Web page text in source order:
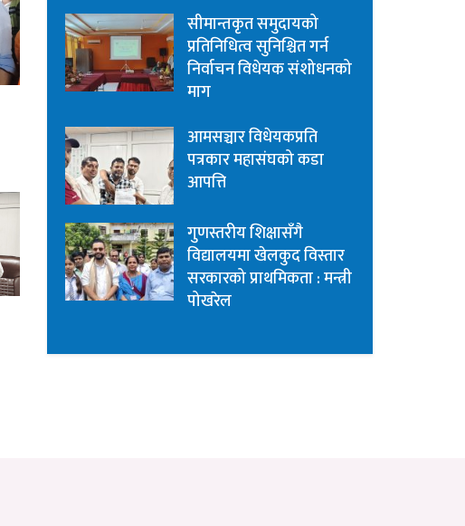
सीमान्तकृत समुदायको
प्रतिनिधित्व सुनिश्चित गर्न
निर्वाचन विधेयक संशोधनको
माग
आमसञ्चार विधेयकप्रति
पत्रकार महासंघको कडा
आपत्ति
गुणस्तरीय शिक्षासँगै
विद्यालयमा खेलकुद विस्तार
सरकारको प्राथमिकता : मन्त्री
पोखरेल